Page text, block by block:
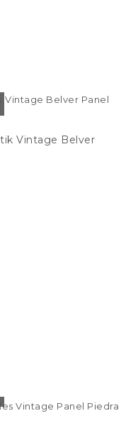
Vintage Belver